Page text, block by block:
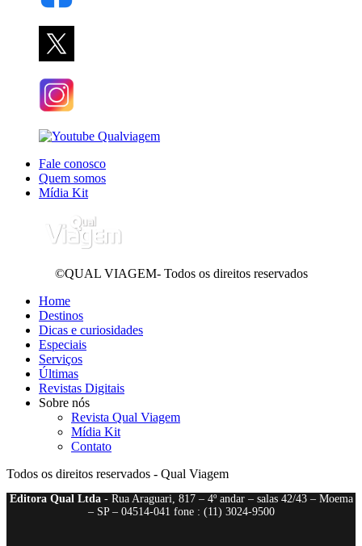
Fale conosco
Quem somos
Mídia Kit
©QUAL VIAGEM- Todos os direitos reservados
Home
Destinos
Dicas e curiosidades
Especiais
Serviços
Últimas
Revistas Digitais
Sobre nós
Revista Qual Viagem
Mídia Kit
Contato
Todos os direitos reservados - Qual Viagem
Editora Qual Ltda- Rua Araguari, 817 – 4º andar – salas 42/43 – Moema
– SP – 04514-041 fone : (11) 3024-9500